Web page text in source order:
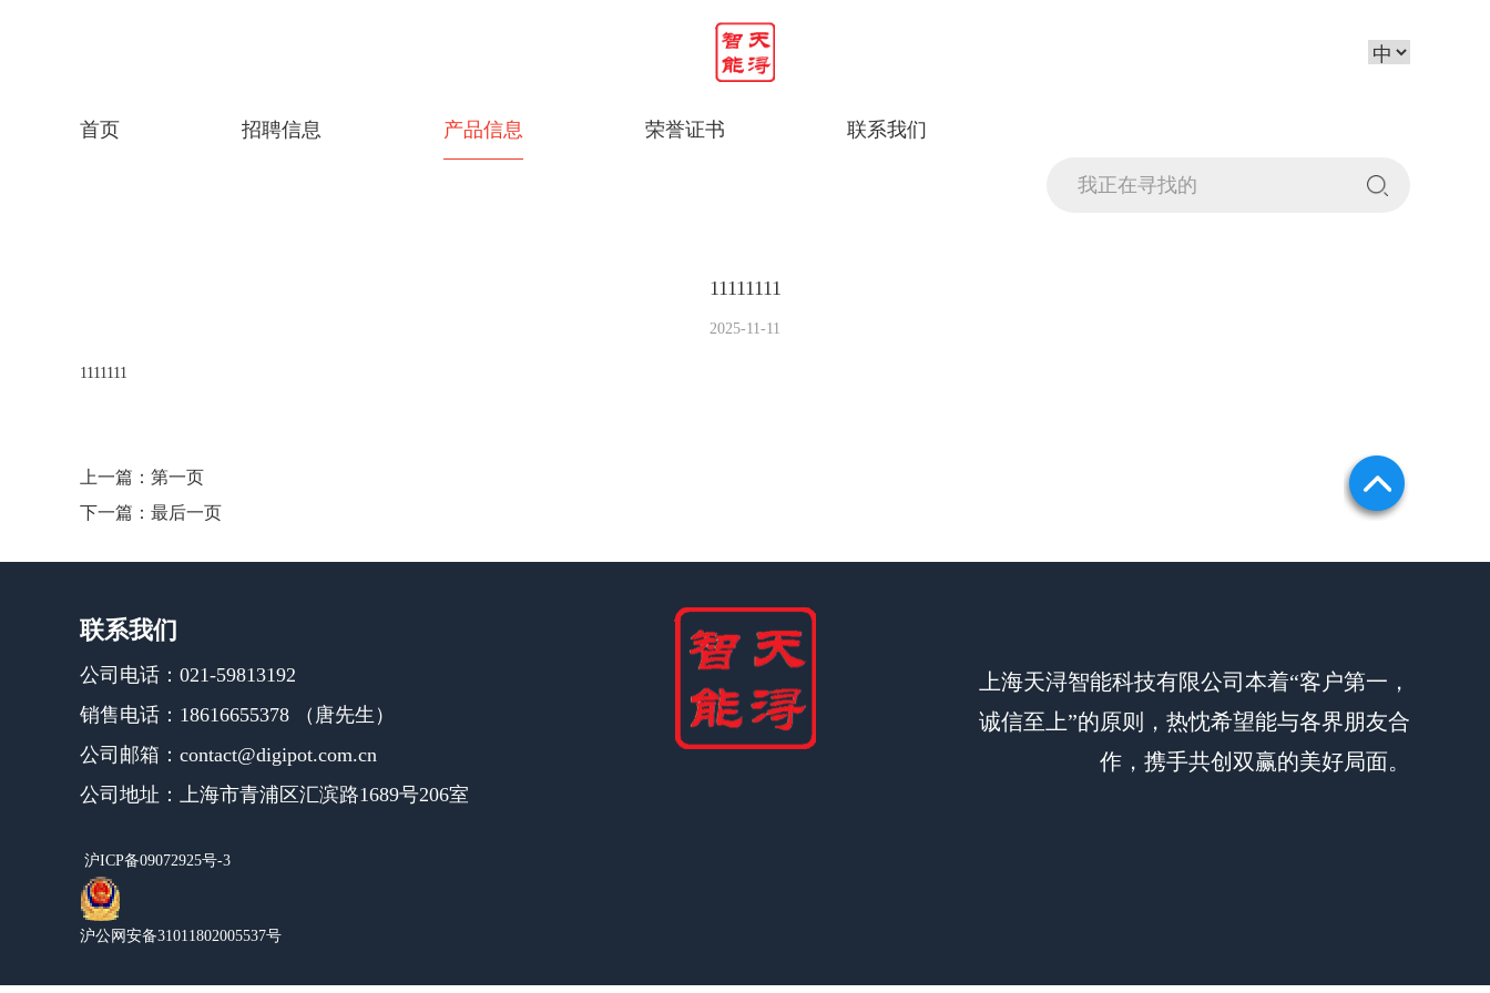
首页 招聘信息 产品信息 荣誉证书 联系我们
11111111
2025-11-11
1111111
上一篇： 第一页
下一篇： 最后一页
联系我们
公司电话：021-59813192
销售电话：18616655378 （唐先生）
公司邮箱：contact@digipot.com.cn
公司地址：上海市青浦区汇滨路1689号206室
沪ICP备09072925号-3
沪公网安备31011802005537号
上海天浔智能科技有限公司本着“客户第一，
诚信至上”的原则，热忱希望能与各界朋友合
作，携手共创双赢的美好局面。